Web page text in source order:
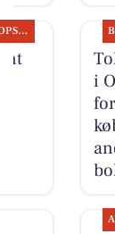
OPSLAGSTAVLEN
i